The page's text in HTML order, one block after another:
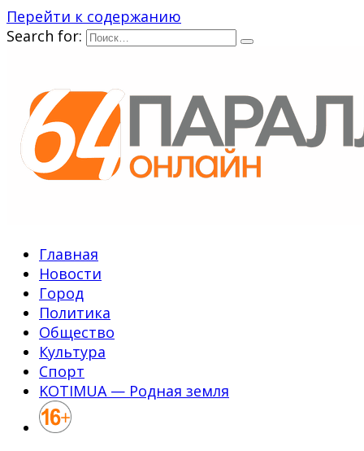
Перейти к содержанию
Search for:
Главная
Новости
Город
Политика
Общество
Культура
Спорт
KOTIMUA — Родная земля